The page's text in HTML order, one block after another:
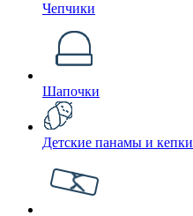
Чепчики
Шапочки
Детские панамы и кепки